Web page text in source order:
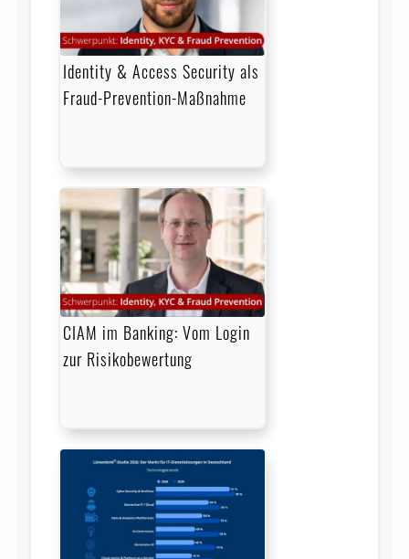
Identity & Access Security als
Fraud-Prevention-Maßnahme
CIAM im Banking: Vom Login
zur Risikobewertung